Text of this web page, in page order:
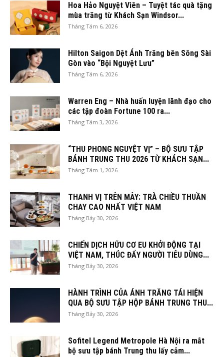
Hoa Hảo Nguyệt Viên – Tuyệt tác quà tặng
mùa trăng từ Khách Sạn Windsor...
Tháng Tám 6, 2026
Hilton Saigon Dệt Ánh Trăng bên Sông Sài
Gòn vào “Bội Nguyệt Lưu”
Tháng Tám 6, 2026
Warren Eng – Nhà huấn luyện lãnh đạo cho
các tập đoàn Fortune 100 ra...
Tháng Tám 3, 2026
“THU PHONG NGUYỆT VỊ” – BỘ SƯU TẬP
BÁNH TRUNG THU 2026 TỪ KHÁCH SẠN...
Tháng Tám 1, 2026
THANH VỊ TRÊN MÂY: TRÀ CHIỀU THUẦN
CHAY CAO NHẤT VIỆT NAM
Tháng Bảy 30, 2026
CHIẾN DỊCH HỮU CƠ EU KHỞI ĐỘNG TẠI
VIỆT NAM, THÚC ĐẨY NGƯỜI TIÊU DÙNG...
Tháng Bảy 30, 2026
HÀNH TRÌNH CỦA ÁNH TRĂNG TÁI HIỆN
QUA BỘ SƯU TẬP HỘP BÁNH TRUNG THU...
Tháng Bảy 30, 2026
Sofitel Legend Metropole Hà Nội ra mắt
bộ sưu tập bánh Trung thu lấy cảm...